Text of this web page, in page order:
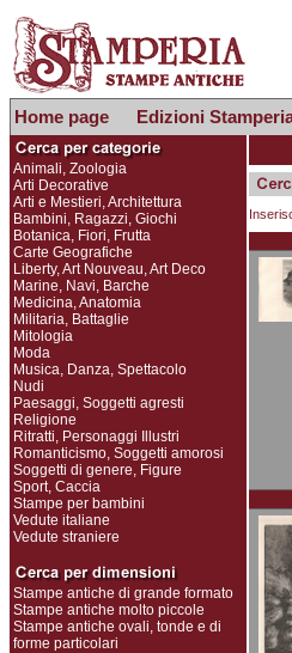
Home page Edizioni
Animali, Zoologia
Arti Decorative
Arti e Mestieri, Architettura
Bambini, Ragazzi, Giochi
Botanica, Fiori, Frutta
Carte Geografiche
Liberty, Art Nouveau, Art Deco
Marine, Navi, Barche
Medicina, Anatomia
Militaria, Battaglie
Mitologia
Moda
Musica, Danza, Spettacolo
Nudi
Paesaggi, Soggetti agresti
Religione
Ritratti, Personaggi Illustri
Romanticismo, Soggetti amorosi
Soggetti di genere, Figure
Sport, Caccia
Stampe per bambini
Vedute italiane
Vedute straniere
Stampe antiche di grande formato
Stampe antiche molto piccole
Stampe antiche ovali, tonde e di
forme particolari